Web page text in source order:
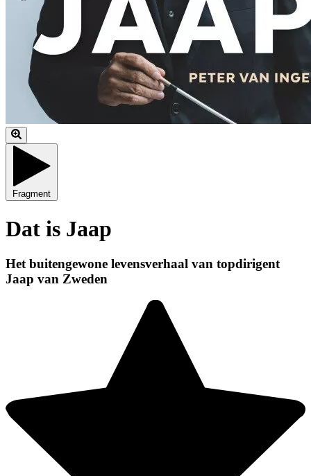
Fragment
Dat is Jaap
Het buitengewone levensverhaal van topdirigent
Jaap van Zweden